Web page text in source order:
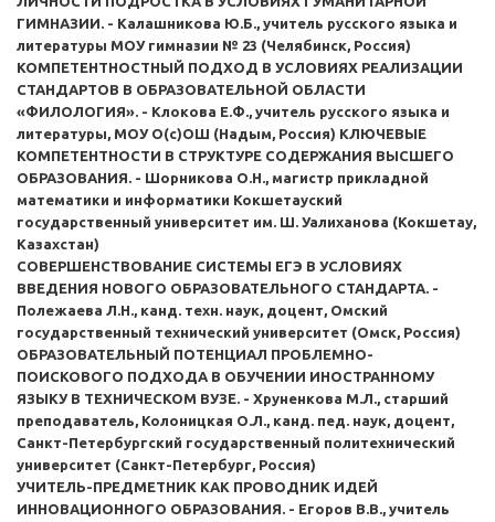
ГИМНАЗИИ. - Калашникова Ю.Б., учитель русского языка и
литературы МОУ гимназии № 23 (Челябинск, Россия)
КОМПЕТЕНТНОСТНЫЙ ПОДХОД В УСЛОВИЯХ РЕАЛИЗАЦИИ
СТАНДАРТОВ В ОБРАЗОВАТЕЛЬНОЙ ОБЛАСТИ
«ФИЛОЛОГИЯ». - Клокова Е.Ф., учитель русского языка и
литературы, МОУ О(с)ОШ (Надым, Россия) КЛЮЧЕВЫЕ
КОМПЕТЕНТНОСТИ В СТРУКТУРЕ СОДЕРЖАНИЯ ВЫСШЕГО
ОБРАЗОВАНИЯ. - Шорникова О.Н., магистр прикладной
математики и информатики Кокшетауский
государственный университет им. Ш. Уалиханова (Кокшетау,
Казахстан)
СОВЕРШЕНСТВОВАНИЕ СИСТЕМЫ ЕГЭ В УСЛОВИЯХ
ВВЕДЕНИЯ НОВОГО ОБРАЗОВАТЕЛЬНОГО СТАНДАРТА. -
Полежаева Л.Н., канд. техн. наук, доцент, Омский
государственный технический университет (Омск, Россия)
ОБРАЗОВАТЕЛЬНЫЙ ПОТЕНЦИАЛ ПРОБЛЕМНО-
ПОИСКОВОГО ПОДХОДА В ОБУЧЕНИИ ИНОСТРАННОМУ
ЯЗЫКУ В ТЕХНИЧЕСКОМ ВУЗЕ. - Хруненкова М.Л., старший
преподаватель, Колоницкая О.Л., канд. пед. наук, доцент,
Санкт-Петербургский государственный политехнический
университет (Санкт-Петербург, Россия)
УЧИТЕЛЬ-ПРЕДМЕТНИК КАК ПРОВОДНИК ИДЕЙ
ИННОВАЦИОННОГО ОБРАЗОВАНИЯ. - Егоров В.В., учитель